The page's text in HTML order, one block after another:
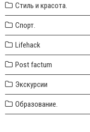
Стиль и красота.
Спорт.
Lifehack
Post factum
Экскурсии
Образование.